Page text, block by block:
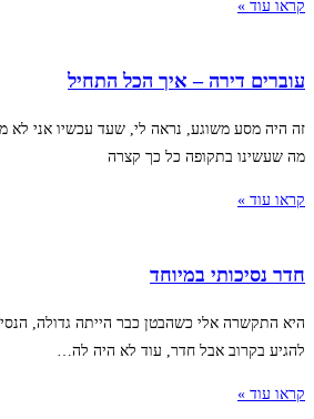
קראו עוד »
עוברים דירה – איך הכל התחיל
זה היה מסע משוגע, נראה לי, שעד עכשיו אני
מה שעשינו בתקופה כל כך קצרה
קראו עוד »
חדר נסיכותי במיוחד
היא התקשרה אלי כשהבטן כבר הייתה גדולה,
להגיע בקרוב אבל חדר, עוד לא היה לה…
קראו עוד »